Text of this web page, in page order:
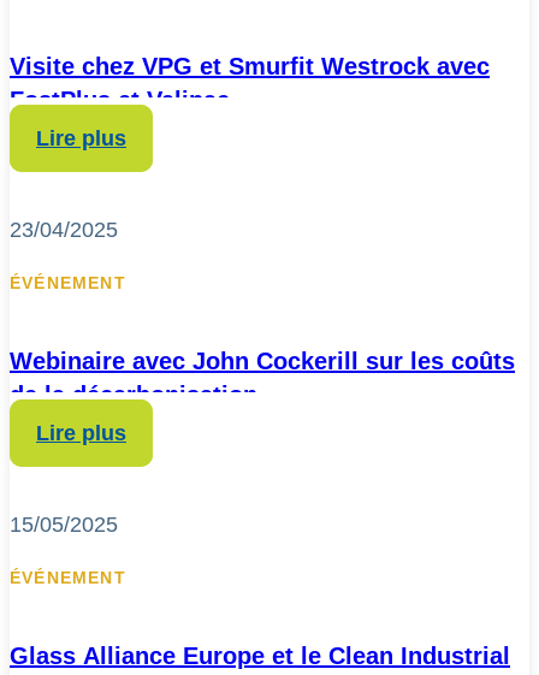
Visite chez VPG et Smurfit Westrock avec
FostPlus et Valipac
Lire plus
23/04/2025
ÉVÉNEMENT
Webinaire avec John Cockerill sur les coûts
de la décarbonisation
Lire plus
15/05/2025
ÉVÉNEMENT
Glass Alliance Europe et le Clean Industrial